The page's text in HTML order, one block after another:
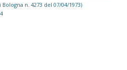
n. 4273 del 07/04/1973)